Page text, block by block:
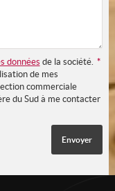
données de la société. *
de mes
commerciale
du Sud à me contacter